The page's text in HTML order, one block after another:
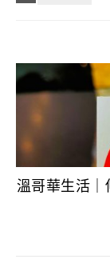
溫哥華生活｜